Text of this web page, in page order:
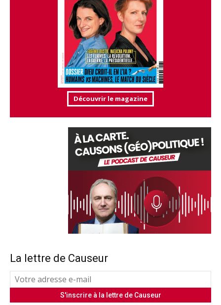
Découvrir le magazine
La lettre de Causeur